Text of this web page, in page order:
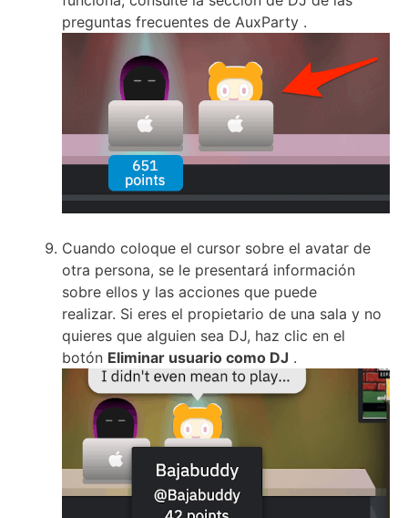
preguntas frecuentes de AuxParty .
Cuando coloque el cursor sobre el avatar de
otra persona, se le presentará información
sobre ellos y las acciones que puede
realizar. Si eres el propietario de una sala y no
quieres que alguien sea DJ, haz clic en el
botón Eliminar usuario como DJ .